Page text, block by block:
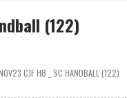
(122)
CJF HB _ SC HANDBALL (122)